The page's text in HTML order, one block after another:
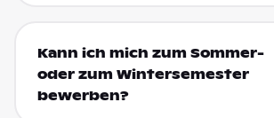
Kann ich mich zum Sommer-
oder zum Wintersemester
bewerben?